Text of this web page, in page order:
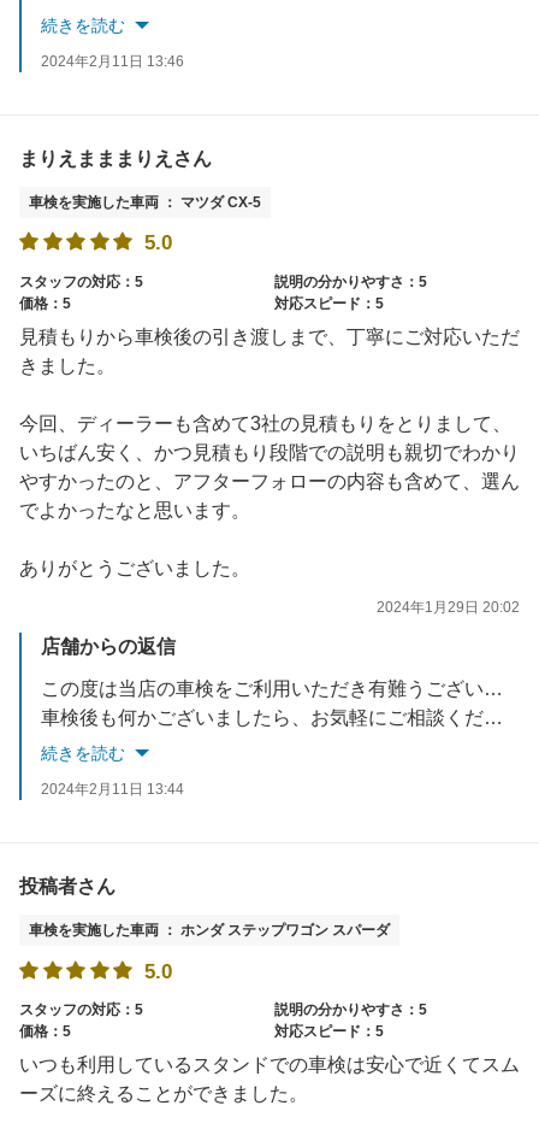
またのご来店をお待ちしております。
続きを読む
2024年2月11日 13:46
まりえまままりえさん
車検を実施した車両 ： マツダ CX-5
5.0
スタッフの対応：5
説明の分かりやすさ：5
価格：5
対応スピード：5
見積もりから車検後の引き渡しまで、丁寧にご対応いただ
きました。
今回、ディーラーも含めて3社の見積もりをとりまして、
いちばん安く、かつ見積もり段階での説明も親切でわかり
やすかったのと、アフターフォローの内容も含めて、選ん
でよかったなと思います。
ありがとうございました。
2024年1月29日 20:02
店舗からの返信
この度は当店の車検をご利用いただき有難うございました。
車検後も何かございましたら、お気軽にご相談ください。
スタッフ一同お待ちしております。
続きを読む
2024年2月11日 13:44
投稿者さん
車検を実施した車両 ： ホンダ ステップワゴン スパーダ
5.0
スタッフの対応：5
説明の分かりやすさ：5
価格：5
対応スピード：5
いつも利用しているスタンドでの車検は安心で近くてスム
ーズに終えることができました。